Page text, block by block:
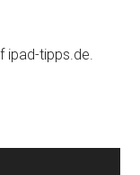
ipad-tipps.de.